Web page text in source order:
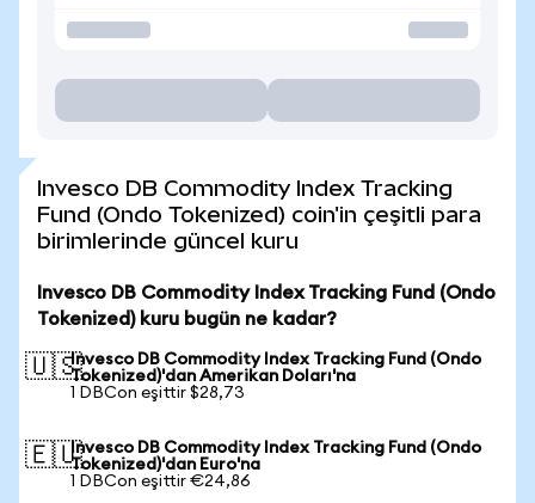
Invesco DB Commodity Index Tracking
Fund (Ondo Tokenized) coin'in çeşitli para
birimlerinde güncel kuru
Invesco DB Commodity Index Tracking Fund (Ondo
Tokenized) kuru bugün ne kadar?
🇺🇸Invesco DB Commodity Index Tracking Fund (Ondo
Tokenized)'dan Amerikan Doları'na
1 DBCon eşittir $28,73
🇪🇺Invesco DB Commodity Index Tracking Fund (Ondo
Tokenized)'dan Euro'na
1 DBCon eşittir €24,86